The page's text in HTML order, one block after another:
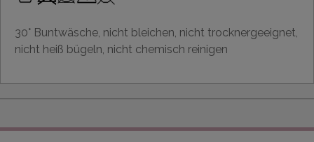
30° Buntwäsche, nicht bleichen, nicht trocknergeeignet,
nicht heiß bügeln, nicht chemisch reinigen